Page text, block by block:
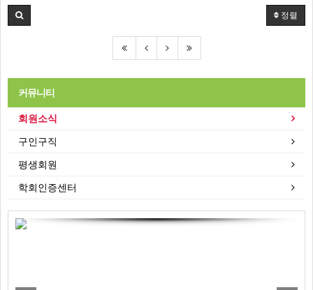
정렬
커뮤니티
회원소식
구인구직
평생회원
학회인증센터